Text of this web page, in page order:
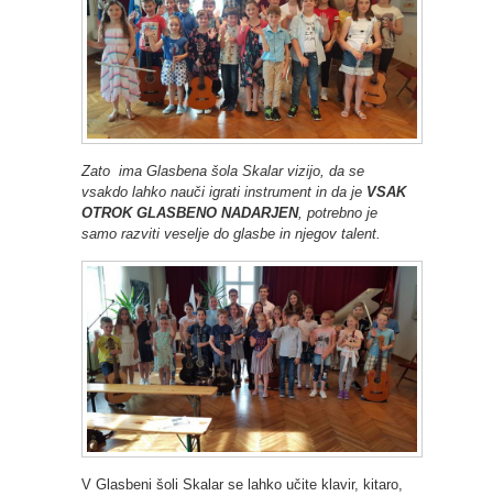
Zato ima Glasbena šola Skalar vizijo, da se
vsakdo lahko nauči igrati instrument in da je VSAK
OTROK GLASBENO NADARJEN, potrebno je
samo razviti veselje do glasbe in njegov talent.
V Glasbeni šoli Skalar se lahko učite klavir, kitaro,